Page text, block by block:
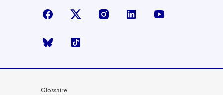
facebook X (anciennement Twitter)
instagramlinkedin
Bluesky
Glossaire